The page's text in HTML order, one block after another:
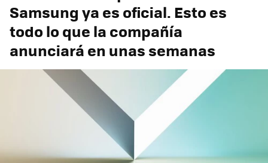
Samsung ya es oficial. Esto es
todo lo que la compañía
anunciará en unas semanas